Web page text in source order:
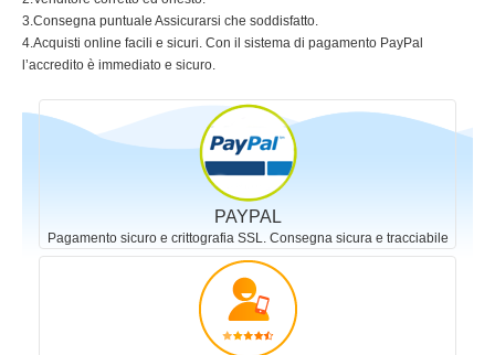
3.Consegna puntuale Assicurarsi che soddisfatto.
4.Acquisti online facili e sicuri. Con il sistema di pagamento PayPal
l’accredito è immediato e sicuro.
PAYPAL
Pagamento sicuro e crittografia SSL. Consegna sicura e tracciabile